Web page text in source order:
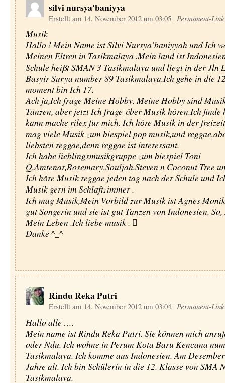
silvi nursya'baniyya
Erstellt am 14. November 2012 um 03:05 | Permanent-Link
Musik
Hallo ! Mein Name ist Silvi Nursya’baniyyah und Ich
Meinen Eltren in Tasikmalaya .Mein land ist
Schule heiβt SMAN 3 Tasikmalaya und liegt in der Jln
Basyir Surya number 89 Tasikmalaya.Ich gehe in die
moment bin Ich 17.
Ach ja,Ich frage Meine Hobby. Meine Hobby sind
Tanzen, aber jetzt Ich frage ϋber Musik hӧren.Ich finde
kann mache rilex fur mich. Ich hӧre Musik in der
mag viele Musik zum biespiel pop musik,und
liebsten reggae,denn reggae ist interessant.
Ich habe lieblingsmusikgruppe zum biespiel Toni
Q,Amtenar,Rosemary,Souljah,Steven n Coconut Tree
Ich hӧre Musik reggae jeden tag nach der Schule und
Musik gern im Schlaftzimmer .
Ich mag Musik,Mein Vorbild zur Musik ist Agnes
gut Songerin und sie ist gut Tanzen von Indonesien.
Mein Leben .Ich liebe musik . 
Danke ^_^
Rindu Reka Putri
Erstellt am 14. November 2012 um 03:04 | Permanent-Link
Hallo alle ….
Mein name ist Rindu Reka Putri. Sie können mich
oder Ndu. Ich wohne in Perum Kota Baru Kencana
Tasikmalaya. Ich komme aus Indonesien. Am
Jahre alt. Ich bin Schülerin in die 12. Klasse von SMA
Tasikmalaya.